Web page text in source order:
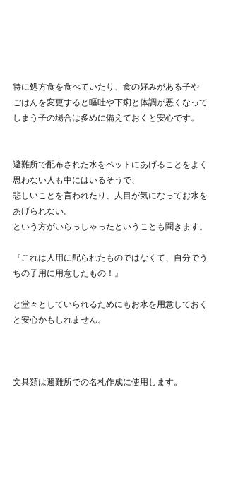
特に処方食を食べていたり、食の好みがある子や
ごはんを変更すると嘔吐や下痢と体調が悪くなって
しまう子の場合は多めに備えておくと安心です。
避難所で配布された水をペットにあげることをよく
思わない人も中にはいるそうで、
悲しいことを言われたり、人目が気になってお水を
あげられない。
という方がいらっしゃったということも聞きます。
『これは人用に配られたものではなくて、自分でう
ちの子用に用意したもの！』
と堂々としていられるためにもお水を用意しておく
と安心かもしれません。
文具類は避難所での名札作成に使用します。